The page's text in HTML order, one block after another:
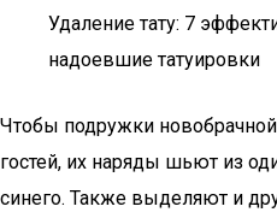
Удаление тату: 7
надоевшие татуировки
Чтобы подружки новобрачной
гостей, их наряды шьют из
синего. Также выделяют и